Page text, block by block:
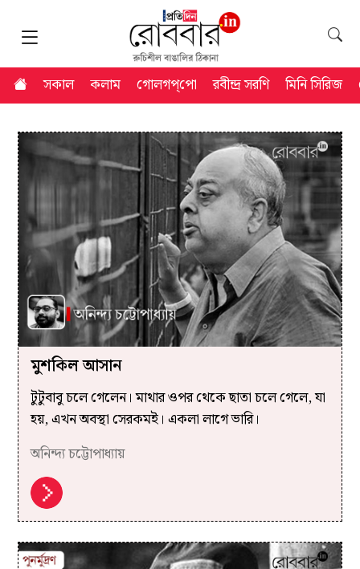
সকাল কলাম গোলগপ্‌পো রবীন্দ্র সরণি মিনি সিরিজ
মুশকিল আসান
টুটুবাবু চলে গেলেন। মাথার ওপর থেকে ছাতা চলে গেলে, যা
হয়, এখন অবস্থা সেরকমই। একলা লাগে ভারি।
অনিন্দ্য চট্টোপাধ্যায়